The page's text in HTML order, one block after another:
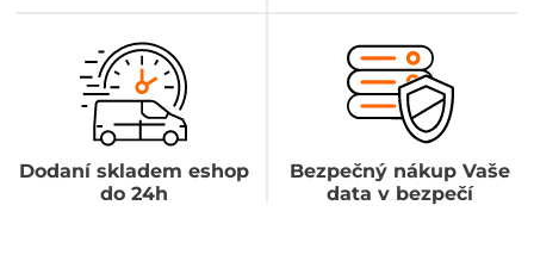
Dodaní skladem eshop
do 24h
Bezpečný nákup Vaše
data v bezpečí